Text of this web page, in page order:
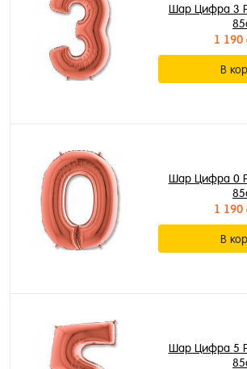
Шар Цифра 3
1 190
В
Шар Цифра 0
1 190
В
Шар Цифра 5